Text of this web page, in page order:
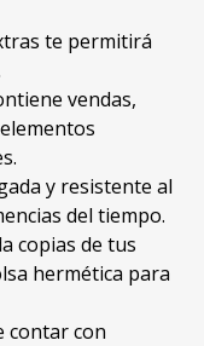
te permitirá
vendas,
y resistente al
del tiempo.
copias de tus
hermética para
contar con